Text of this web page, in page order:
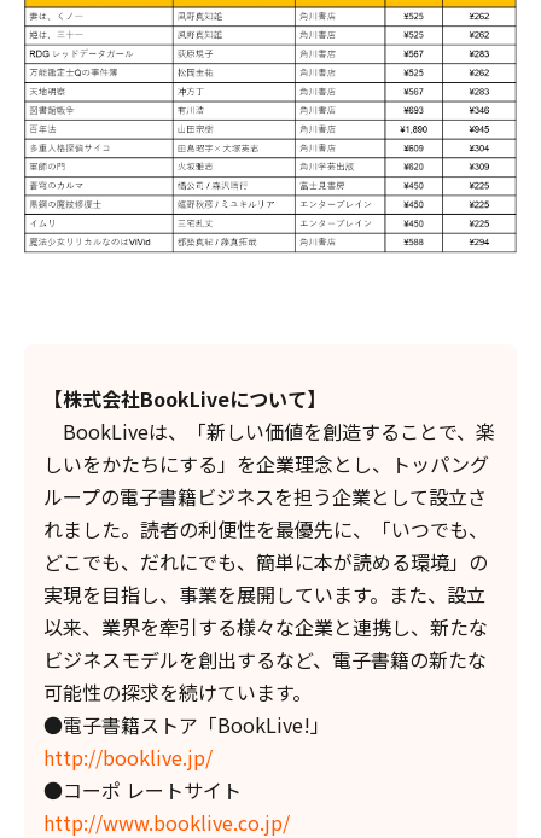
【株式会社BookLiveについて】
BookLiveは、「新しい価値を創造することで、楽
しいをかたちにする」を企業理念とし、トッパング
ループの電子書籍ビジネスを担う企業として設立さ
れました。読者の利便性を最優先に、「いつでも、
どこでも、だれにでも、簡単に本が読める環境」の
実現を目指し、事業を展開しています。また、設立
以来、業界を牽引する様々な企業と連携し、新たな
ビジネスモデルを創出するなど、電子書籍の新たな
可能性の探求を続けています。
●電子書籍ストア「BookLive!」
http://booklive.jp/
●コーポ レートサイト
http://www.booklive.co.jp/